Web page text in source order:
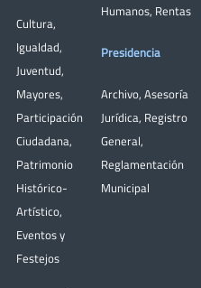
Cultura,
Igualdad,
Juventud,
Mayores,
Participación
Ciudadana,
Patrimonio
Histórico-
Artístico,
Eventos y
Festejos
Humanos, Rentas
Presidencia
Archivo, Asesoría
Jurídica, Registro
General,
Reglamentación
Municipal